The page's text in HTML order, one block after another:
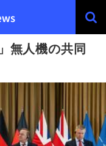
無人機の共同